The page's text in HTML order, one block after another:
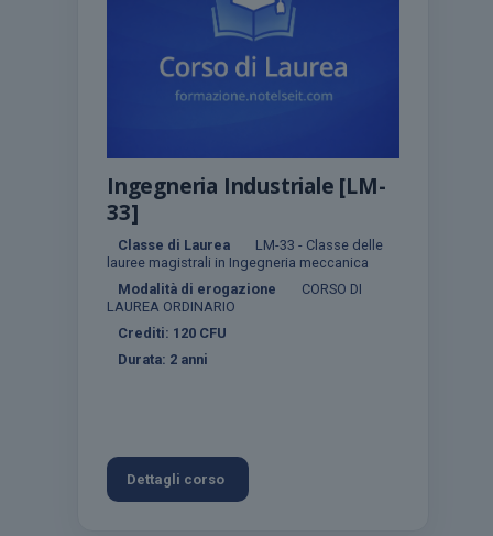
Ingegneria Industriale [LM-
33]
Classe di Laurea
LM-33 - Classe delle
lauree magistrali in Ingegneria meccanica
Modalità di erogazione
CORSO DI
LAUREA ORDINARIO
Crediti: 120 CFU
Durata: 2 anni
Dettagli corso